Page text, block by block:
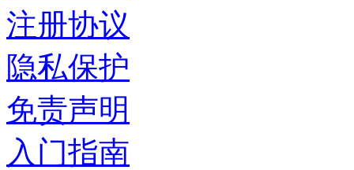
注册协议
隐私保护
免责声明
入门指南